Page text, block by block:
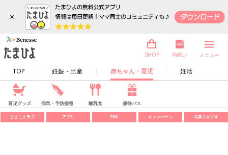
×
TOP 妊娠・出産 赤ちゃん・育児 妊活
SHOP 内祝い メニュー
育児グッズ 病気・予防接種 離乳食 優待パス
ひよこクラブ アプリ SNS キャンペーン 写真スタジオ